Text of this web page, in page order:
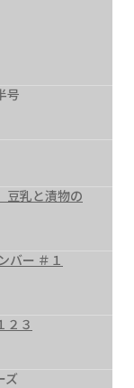
号
乳と漬物の
バー ＃１
２３
ズ